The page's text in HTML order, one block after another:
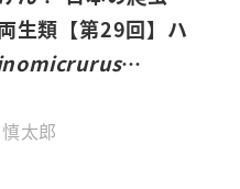
生類【第29回】ハ
太郎